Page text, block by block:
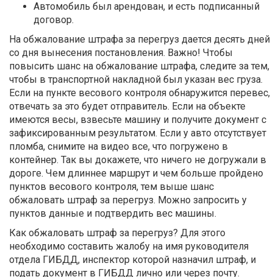
Автомобиль был арендован, и есть подписанный
договор.
На обжалование штрафа за перегруз дается десять дней
со дня вынесения постановления. Важно! Чтобы
повысить шанс на обжалование штрафа, следите за тем,
чтобы в транспортной накладной был указан вес груза.
Если на пункте весового контроля обнаружится перевес,
отвечать за это будет отправитель. Если на объекте
имеются весы, взвесьте машину и получите документ с
зафиксированным результатом. Если у авто отсутствует
пломба, снимите на видео все, что погружено в
контейнер. Так вы докажете, что ничего не догружали в
дороге. Чем длиннее маршрут и чем больше пройдено
пунктов весового контроля, тем выше шанс
обжаловать штраф за перегруз. Можно запросить у
пунктов данные и подтвердить вес машины.
Как обжаловать штраф за перегруз? Для этого
необходимо составить жалобу на имя руководителя
отдела ГИБДД, инспектор которой назначил штраф, и
подать документ в ГИБДД лично или через почту.